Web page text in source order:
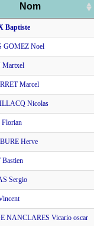
Nom
Baptiste
GOMEZ Noel
Martxel
Marcel
Nicolas
Herve
Sergio
NANCLARES Vicario oscar